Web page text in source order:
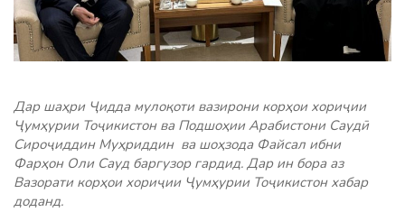
Дар шаҳри Ҷидда мулоқоти вазирони корҳои хориҷии
Ҷумҳурии Тоҷикистон ва Подшоҳии Арабистони Саудӣ
Сироҷиддин Муҳриддин ва шоҳзода Файсал ибни
Фарҳон Оли Сауд баргузор гардид. Дар ин бора аз
Вазорати корҳои хориҷии Ҷумҳурии Тоҷикистон хабар
доданд.